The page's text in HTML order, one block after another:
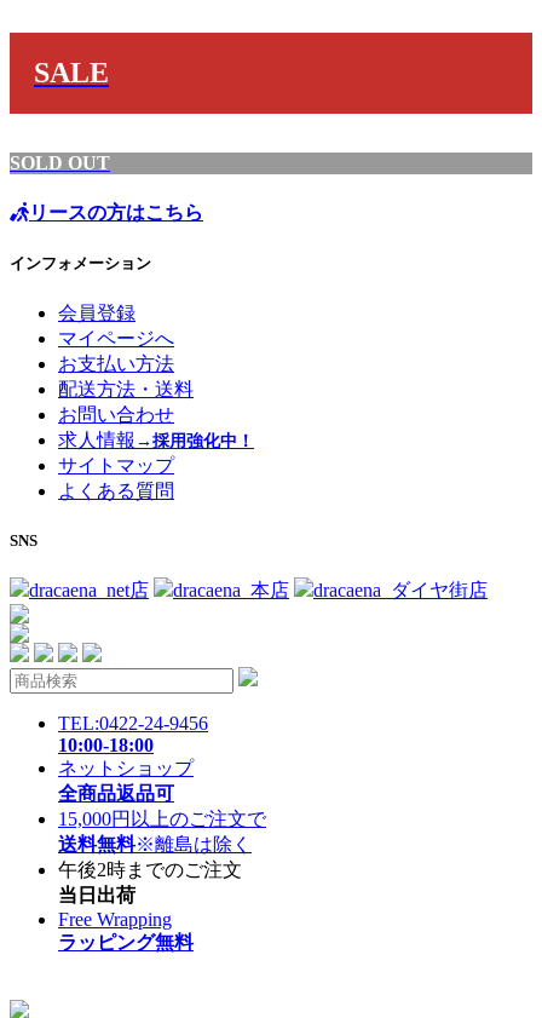
SALE
SOLD OUT
リースの方はこちら
インフォメーション
会員登録
マイページへ
お支払い方法
配送方法・送料
お問い合わせ
求人情報 →採用強化中！
サイトマップ
よくある質問
SNS
dracaena_net店 dracaena_本店 dracaena_ダイヤ街店
TEL:0422-24-9456
10:00-18:00
ネットショップ
全商品返品可
15,000円以上のご注文で
送料無料※離島は除く
午後2時までのご注文
当日出荷
Free Wrapping
ラッピング無料